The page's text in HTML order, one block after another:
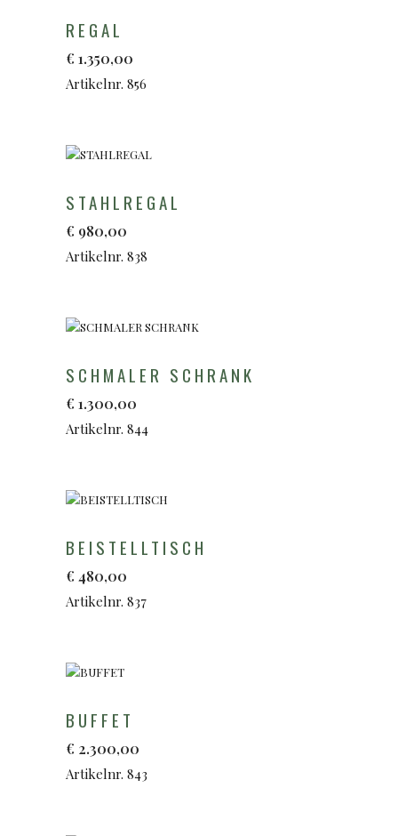
REGAL
€ 1.350,00
Artikelnr. 856
STAHLREGAL
€ 980,00
Artikelnr. 838
SCHMALER SCHRANK
€ 1.300,00
Artikelnr. 844
BEISTELLTISCH
€ 480,00
Artikelnr. 837
BUFFET
€ 2.300,00
Artikelnr. 843